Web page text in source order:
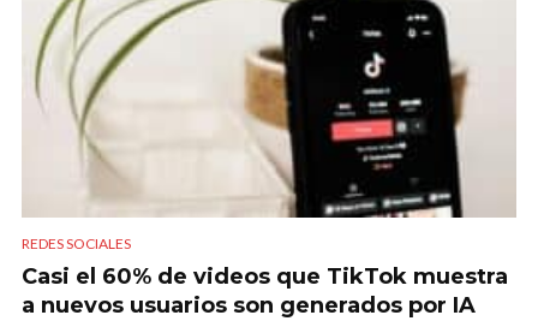
REDES SOCIALES
Casi el 60% de videos que TikTok muestra
a nuevos usuarios son generados por IA